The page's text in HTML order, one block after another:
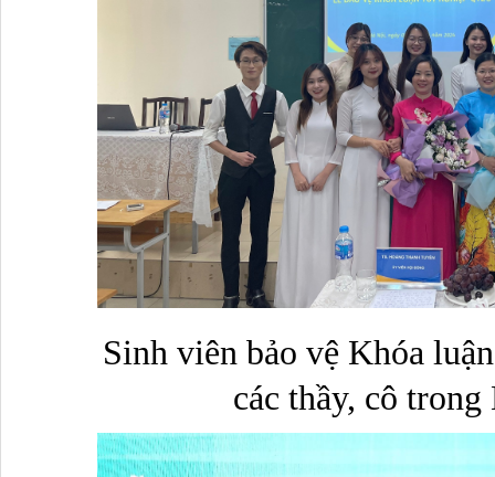
Sinh viên bảo vệ Khóa
các thầy, cô